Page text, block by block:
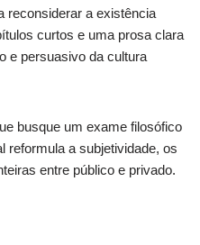
reconsiderar a existência
curtos e uma prosa clara
e persuasivo da cultura
busque um exame filosófico
reformula a subjetividade, os
entre público e privado.